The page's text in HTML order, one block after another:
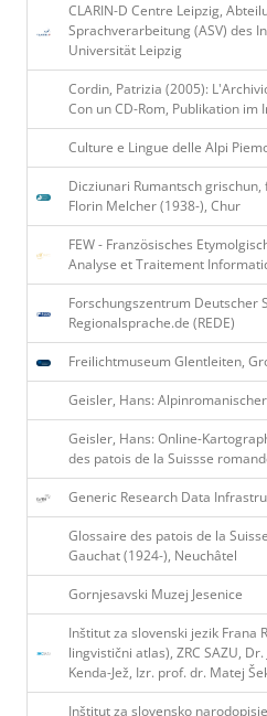
CLARIN-D Centre Leipzig,
Sprachverarbeitung (ASV) des
Universität Leipzig
Cordin, Patrizia (2005):
Con un CD-Rom, Publikation
Culture e Lingue delle Alpi
Dicziunari Rumantsch
Florin Melcher (1938-), Chur
FEW - Französisches
Analyse et Traitement
Forschungszentrum Deutscher
Regionalsprache.de (REDE)
Freilichtmuseum Glentleiten,
Geisler, Hans:
Geisler, Hans: Online-
des patois de la Suissse
Generic Research Data
Glossaire des patois de la
Gauchat (1924-), Neuchâtel
Gornjesavski Muzej Jesenice
Inštitut za slovenski jezik Frana
lingvistični atlas), ZRC SAZU,
Kenda-Jež, Izr. prof. dr. Matej
Inštitut za slovensko